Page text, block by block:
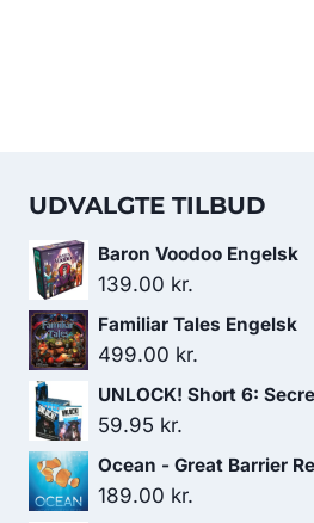
UDVALGTE TILBUD
Baron Voodoo Engelsk
139.00 kr.
Familiar Tales Engelsk
499.00 kr.
UNLOCK! Short 6:
59.95 kr.
Ocean - Great Barrier
189.00 kr.